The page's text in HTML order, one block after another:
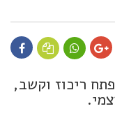
ריכוז וקשב,